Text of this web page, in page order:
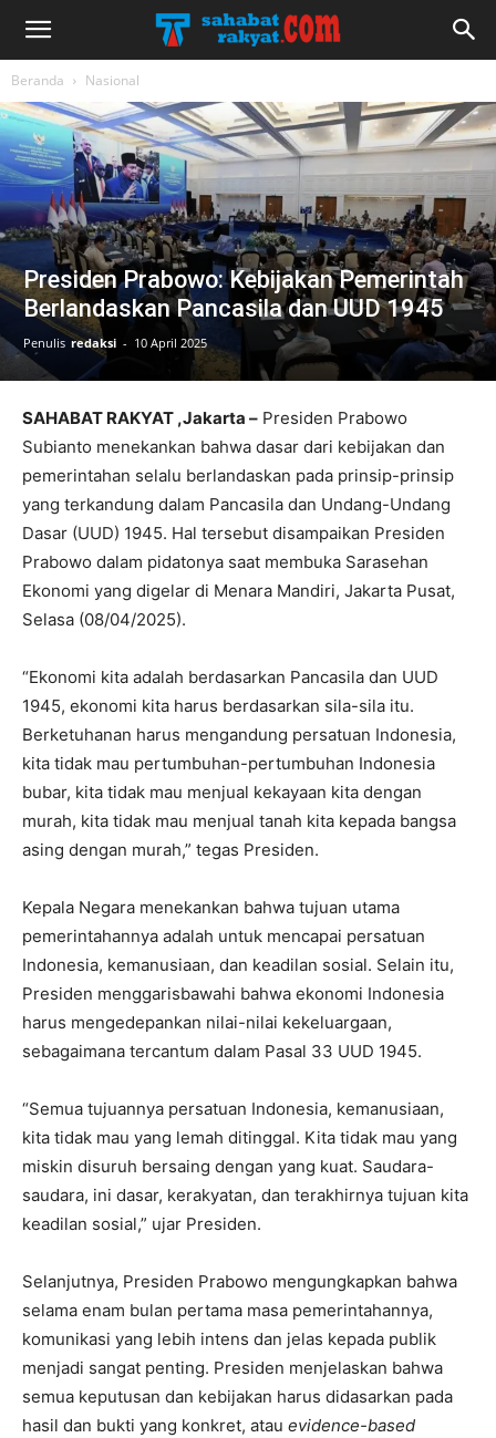
Beranda Nasional
Presiden Prabowo: Kebijakan Pemerintah
Berlandaskan Pancasila dan UUD 1945
Penulis redaksi - 10 April 2025
SAHABAT RAKYAT ,Jakarta – Presiden Prabowo
Subianto menekankan bahwa dasar dari kebijakan dan
pemerintahan selalu berlandaskan pada prinsip-prinsip
yang terkandung dalam Pancasila dan Undang-Undang
Dasar (UUD) 1945. Hal tersebut disampaikan Presiden
Prabowo dalam pidatonya saat membuka Sarasehan
Ekonomi yang digelar di Menara Mandiri, Jakarta Pusat,
Selasa (08/04/2025).
“Ekonomi kita adalah berdasarkan Pancasila dan UUD
1945, ekonomi kita harus berdasarkan sila-sila itu.
Berketuhanan harus mengandung persatuan Indonesia,
kita tidak mau pertumbuhan-pertumbuhan Indonesia
bubar, kita tidak mau menjual kekayaan kita dengan
murah, kita tidak mau menjual tanah kita kepada bangsa
asing dengan murah,” tegas Presiden.
Kepala Negara menekankan bahwa tujuan utama
pemerintahannya adalah untuk mencapai persatuan
Indonesia, kemanusiaan, dan keadilan sosial. Selain itu,
Presiden menggarisbawahi bahwa ekonomi Indonesia
harus mengedepankan nilai-nilai kekeluargaan,
sebagaimana tercantum dalam Pasal 33 UUD 1945.
“Semua tujuannya persatuan Indonesia, kemanusiaan,
kita tidak mau yang lemah ditinggal. Kita tidak mau yang
miskin disuruh bersaing dengan yang kuat. Saudara-
saudara, ini dasar, kerakyatan, dan terakhirnya tujuan kita
keadilan sosial,” ujar Presiden.
Selanjutnya, Presiden Prabowo mengungkapkan bahwa
selama enam bulan pertama masa pemerintahannya,
komunikasi yang lebih intens dan jelas kepada publik
menjadi sangat penting. Presiden menjelaskan bahwa
semua keputusan dan kebijakan harus didasarkan pada
hasil dan bukti yang konkret, atau evidence-based